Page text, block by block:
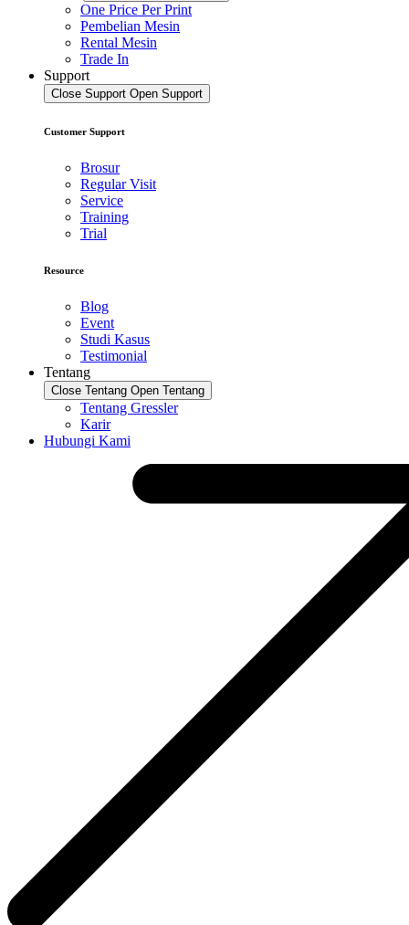
One Price Per Print
Pembelian Mesin
Rental Mesin
Trade In
Support
Close Support Open Support
Customer Support
Brosur
Regular Visit
Service
Training
Trial
Resource
Blog
Event
Studi Kasus
Testimonial
Tentang
Close Tentang Open Tentang
Tentang Gressler
Karir
Hubungi Kami